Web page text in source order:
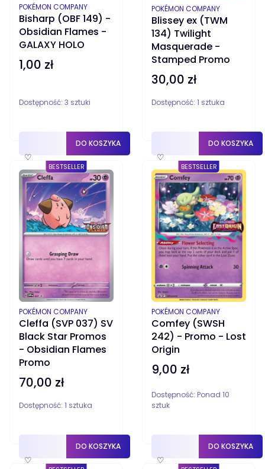
Bisharp (OBF 149) -
Obsidian Flames -
GALAXY HOLO
PRODUCENT
POKÉMON COMPANY
Cena
1,00 zł
Dostępność: 3 sztuki
♡
DO KOSZYKA
Blissey ex (TWM
134) Twilight
Masquerade -
Stamped Promo
PRODUCENT
POKÉMON COMPANY
Cena
30,00 zł
Dostępność: 1 sztuka
♡
DO KOSZYKA
BESTSELLER
Cleffa (SVP 037) SV
Black Star Promos
- Obsidian Flames
Promo
PRODUCENT
POKÉMON COMPANY
Cena
70,00 zł
Dostępność: 1 sztuka
♡
DO KOSZYKA
BESTSELLER
Comfey (SWSH
242) - Promo - Lost
Origin
PRODUCENT
POKÉMON COMPANY
Cena
9,00 zł
Dostępność: Ponad 10
sztuk
♡
DO KOSZYKA